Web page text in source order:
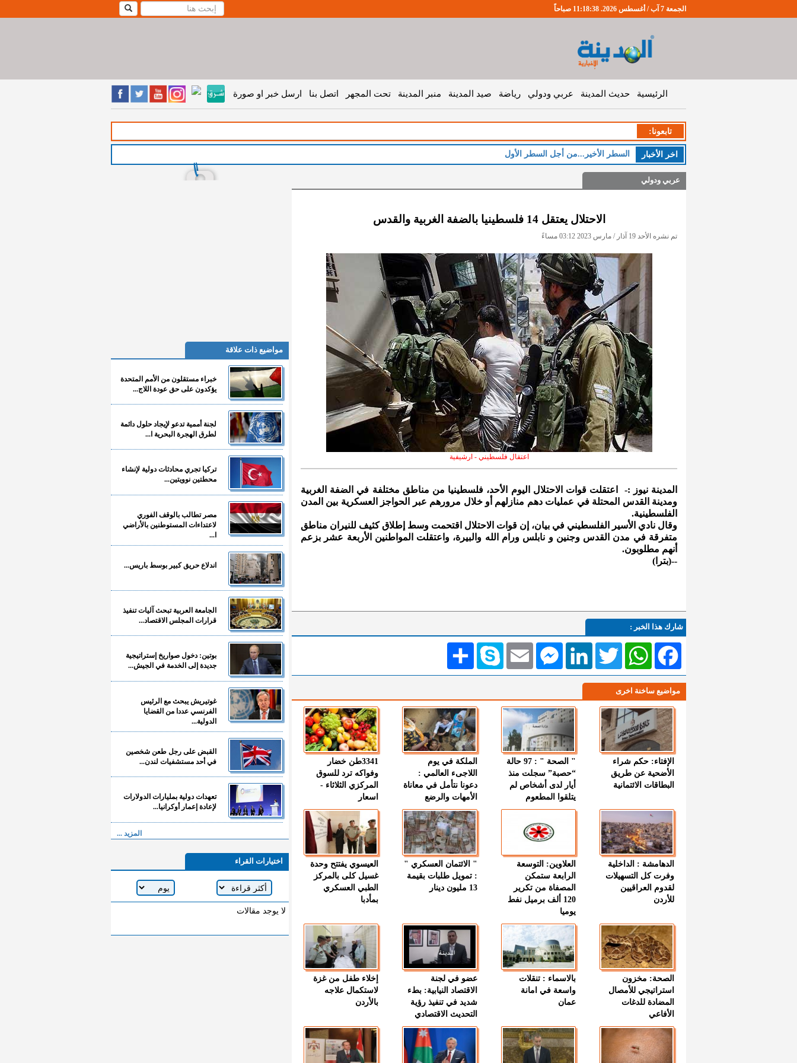
الجمعة 7 آب / أغسطس 2026. 11:18:39 صباحاً
الرئيسية حديث المدينة عربي ودولي رياضة صيد المدينة منبر المدينة تحت المجهر اتصل بنا ارسل خبر او صورة
تابعونا:
اخر اﻷخبار
عربي ودولي
الاحتلال يعتقل 14 فلسطينيا بالضفة الغربية والقدس
تم نشره الأحد 19 آذار / مارس 2023 03:12 مساءً
اعتقال فلسطيني - ارشيفية
المدينة نيوز :- اعتقلت قوات الاحتلال اليوم الأحد، فلسطينيا من مناطق مختلفة في الضفة الغربية
ومدينة القدس المحتلة في عمليات دهم منازلهم أو خلال مرورهم عبر الحواجز العسكرية بين المدن
الفلسطينية.
وقال نادي الأسير الفلسطيني في بيان، إن قوات الاحتلال اقتحمت وسط إطلاق كثيف للنيران مناطق
متفرقة في مدن القدس وجنين و نابلس ورام الله والبيرة، واعتقلت المواطنين الأربعة عشر بزعم
أنهم مطلوبون.
--(بترا)
شارك هذا الخبر :
انشر Skype EmailMessengerLinkedIn TwitterWhatsAppFacebook
مواضيع ساخنة اخرى
الإفتاء: حكم شراء
الأضحية عن طريق
البطاقات الائتمانية
" الصحة " : 97 حالة
“حصبة” سجلت منذ
أيار لدى أشخاص لم
يتلقوا المطعوم
الملكة في يوم
اللاجىء العالمي :
دعونا نتأمل في معاناة
الأمهات والرضع
3341طن خضار
وفواكه ترد للسوق
المركزي الثلاثاء -
اسعار
الدهامشة : الداخلية
وفرت كل التسهيلات
لقدوم العراقيين
للأردن
العلاوين: التوسعة
الرابعة ستمكن
المصفاة من تكرير
120 ألف برميل نفط
يوميا
" الائتمان العسكري "
: تمويل طلبات بقيمة
13 مليون دينار
العيسوي يفتتح وحدة
غسيل كلى بالمركز
الطبي العسكري
بمأدبا
الصحة: مخزون
استراتيجي للأمصال
المضادة للدغات
الأفاعي
بالاسماء : تنقلات
واسعة في امانة
عمان
عضو في لجنة
الاقتصاد النيابية: بطء
شديد في تنفيذ رؤية
التحديث الاقتصادي
إخلاء طفل من غزة
لاستكمال علاجه
بالأردن
مواضيع ذات علاقة
خبراء مستقلون من الأمم المتحدة
يؤكدون على حق عودة اللاج...
لجنة أممية تدعو لإيجاد حلول دائمة
لطرق الهجرة البحرية ا...
تركيا تجري محادثات دولية لإنشاء
محطتين نوويتين...
مصر تطالب بالوقف الفوري
لاعتداءات المستوطنين بالأراضي
ا...
اندلاع حريق كبير بوسط باريس...
الجامعة العربية تبحث آليات تنفيذ
قرارات المجلس الاقتصاد...
بوتين: دخول صواريخ إستراتيجية
جديدة إلى الخدمة في الجيش...
غوتيريش يبحث مع الرئيس
الفرنسي عددا من القضايا
الدولية...
القبض على رجل طعن شخصين
في أحد مستشفيات لندن...
تعهدات دولية بمليارات الدولارات
لإعادة إعمار أوكرانيا...
المزيد ...
اختيارات القراء
لا يوجد مقالات